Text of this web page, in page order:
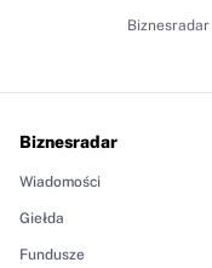
Biznesradar
Wiadomości
Giełda
Fundusze